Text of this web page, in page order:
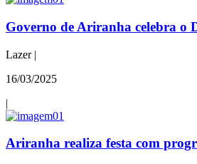
Governo de Ariranha celebra o
Lazer |
16/03/2025
|
Ariranha realiza festa com